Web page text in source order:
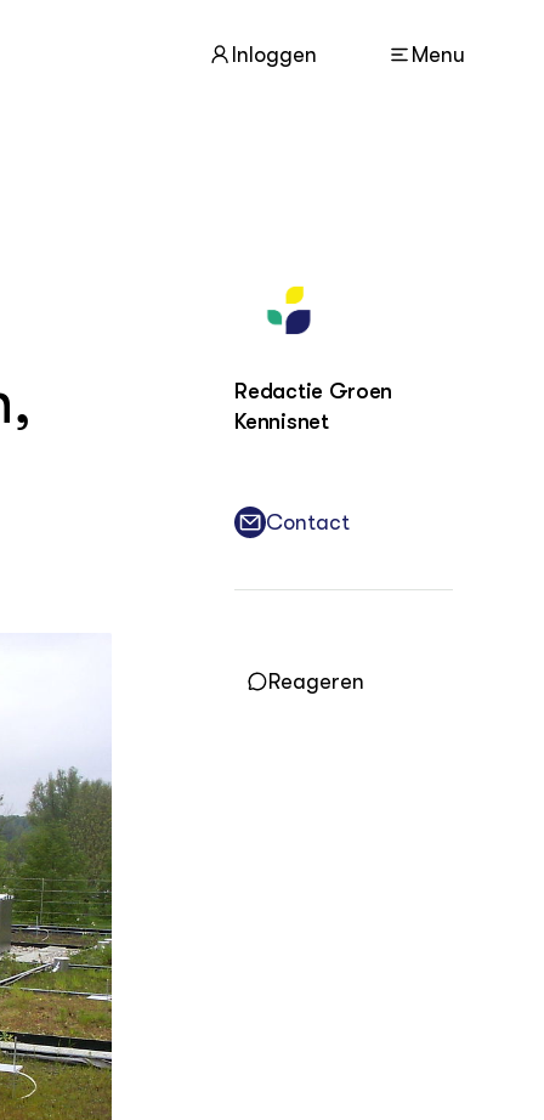
Inloggen Menu
Contact
ENGLISH
Search the Knowledge base
Redactie Groen
Kennisnet
Contact
Reageren